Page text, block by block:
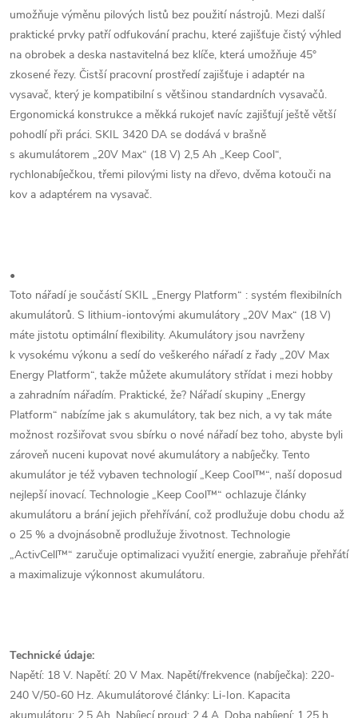
umožňuje výměnu pilových listů bez použití nástrojů. Mezi další
praktické prvky patří odfukování prachu, které zajišťuje čistý výhled
na obrobek a deska nastavitelná bez klíče, která umožňuje 45°
zkosené řezy. Čistší pracovní prostředí zajišťuje i adaptér na
vysavač, který je kompatibilní s většinou standardních vysavačů.
Ergonomická konstrukce a měkká rukojeť navíc zajišťují ještě větší
pohodlí při práci. SKIL 3420 DA se dodává v brašně
s akumulátorem „20V Max“ (18 V) 2,5 Ah „Keep Cool“,
rychlonabíječkou, třemi pilovými listy na dřevo, dvěma kotouči na
kov a adaptérem na vysavač.
•
Toto nářadí je součástí SKIL „Energy Platform“ : systém flexibilních
akumulátorů. S lithium-iontovými akumulátory „20V Max“ (18 V)
máte jistotu optimální flexibility. Akumulátory jsou navrženy
k vysokému výkonu a sedí do veškerého nářadí z řady „20V Max
Energy Platform“, takže můžete akumulátory střídat i mezi hobby
a zahradním nářadím. Praktické, že? Nářadí skupiny „Energy
Platform“ nabízíme jak s akumulátory, tak bez nich, a vy tak máte
možnost rozšiřovat svou sbírku o nové nářadí bez toho, abyste byli
zároveň nuceni kupovat nové akumulátory a nabíječky. Tento
akumulátor je též vybaven technologií „Keep Cool™“, naší doposud
nejlepší inovací. Technologie „Keep Cool™“ ochlazuje články
akumulátoru a brání jejich přehřívání, což prodlužuje dobu chodu až
o 25 % a dvojnásobně prodlužuje životnost. Technologie
„ActivCell™“ zaručuje optimalizaci využití energie, zabraňuje přehřátí
a maximalizuje výkonnost akumulátoru.
Technické údaje:
Napětí: 18 V. Napětí: 20 V Max. Napětí/frekvence (nabíječka): 220-
240 V/50-60 Hz. Akumulátorové články: Li-Ion. Kapacita